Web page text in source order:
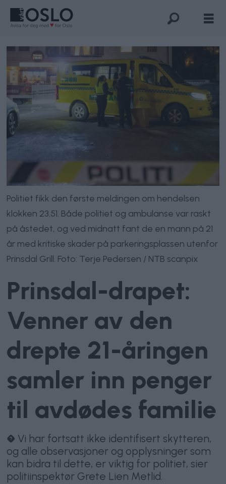
Politiet fikk den første meldingen om hendelsen
klokken 23.51. Både politiet og ambulanse var raskt
på åstedet, og ved midnatt fant de en mann på 21
år med kritiske skader på parkeringsplassen utenfor
Prinsdal Grill. Foto: Terje Pedersen / NTB scanpix
Prinsdal-drapet:
Venner av den
drepte 21-åringen
samler inn penger
til avdødes familie
� Vi har fortsatt ikke identifisert skytteren,
og alle observasjoner og opplysninger som
kan bidra til dette, er viktig for politiet, sier
politiinspektør Grete Lien Metlid.